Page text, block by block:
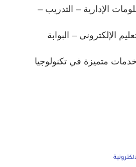
الإدارية – التدريب –
الإلكتروني – البوابة
متميزة في تكنولوجيا